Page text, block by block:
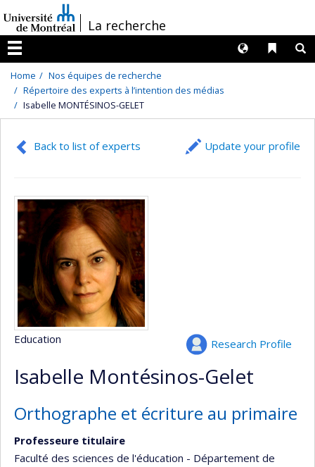
au
contenu
/La recherche
Menu
Liens
Langues
Home
Nos équipes de recherche
Répertoire des experts à l’intention des médias
Isabelle MONTÉSINOS-GELET
Back to list of experts Update your profile
Research Profile
Education
Isabelle Montésinos-Gelet
Orthographe et écriture au primaire
Professeure titulaire
Faculté des sciences de l'éducation - Département de